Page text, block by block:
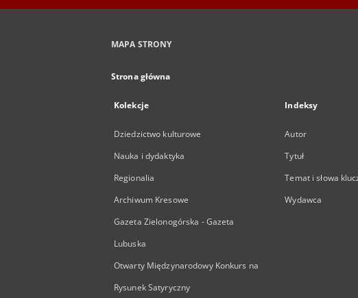
MAPA STRONY
Strona główna
Kolekcje
Dziedzictwo kulturowe
Nauka i dydaktyka
Regionalia
Archiwum Kresowe
Gazeta Zielonogórska - Gazeta
Lubuska
Otwarty Międzynarodowy Konkurs na
Rysunek Satyryczny
Indeksy
Autor
Tytuł
Temat i słowa
Wydawca